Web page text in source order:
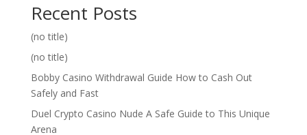
Recent Posts
(no title)
(no title)
Bobby Casino Withdrawal Guide How to Cash Out
Safely and Fast
Duel Crypto Casino Nude A Safe Guide to This Unique
Arena